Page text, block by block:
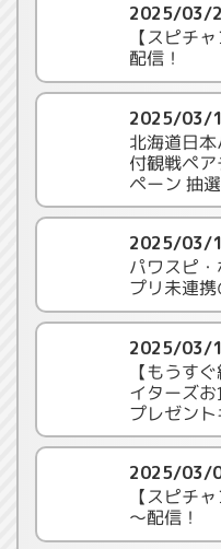
2025/03/
【スピチ
配信！
2025/03/
北海道日
付観戦ペ
ペーン 抽
2025/03/
パワスピ
プリ未連
2025/03/
【もうす
イターズ
プレゼン
2025/03/
【スピチ
～配信！